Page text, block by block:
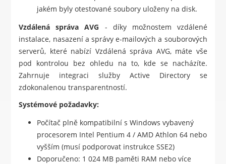
jakém byly otestované soubory uloženy na disk.
Vzdálená správa AVG - díky možnostem vzdálené
instalace, nasazení a správy e-mailových a souborových
serverů, které nabízí Vzdálená správa AVG, máte vše
pod kontrolou bez ohledu na to, kde se nacházíte.
Zahrnuje integraci služby Active Directory se
zdokonalenou transparentností.
Systémové požadavky:
Počítač plně kompatibilní s Windows vybavený
procesorem Intel Pentium 4 / AMD Athlon 64 nebo
vyšším (musí podporovat instrukce SSE2)
Doporučeno: 1 024 MB paměti RAM nebo více